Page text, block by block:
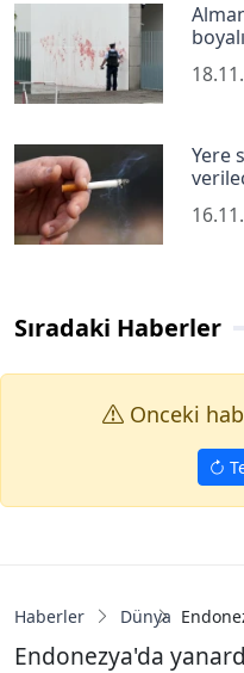
Yere
Sıradaki Haberler
Onceki
Haberler Dünya
Endonezya'da